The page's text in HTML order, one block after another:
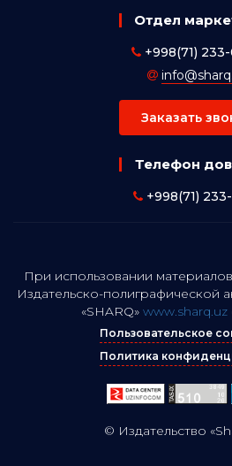
Отдел
+998(71)
Заказать
Телефон
+998(71)
При использовании
Издательско-полиграфической
«SHARQ» www.sharq.uz
Пользовательское
Политика
© Издательство